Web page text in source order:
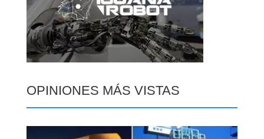
OPINIONES MÁS VISTAS